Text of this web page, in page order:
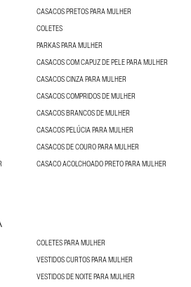
CASACOS PRETOS PARA MULHER
COLETES
PARKAS PARA MULHER
CASACOS COM CAPUZ DE PELE PARA MULHER
CASACOS CINZA PARA MULHER
CASACOS COMPRIDOS DE MULHER
CASACOS BRANCOS DE MULHER
CASACOS PELÚCIA PARA MULHER
CASACOS DE COURO PARA MULHER
CASACO ACOLCHOADO PRETO PARA MULHER
COLETES PARA MULHER
VESTIDOS CURTOS PARA MULHER
VESTIDOS DE NOITE PARA MULHER